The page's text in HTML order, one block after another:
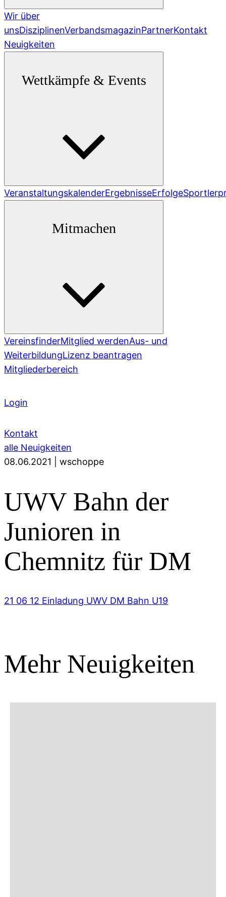
Wir über
unsDisziplinenVerbandsmagazinPartnerKontakt
Neuigkeiten
Wettkämpfe & Events
VeranstaltungskalenderErgebnisseErfolge
Mitmachen
VereinsfinderMitglied werdenAus- und
WeiterbildungLizenz beantragen
Mitgliederbereich
Login
Kontakt
alle Neuigkeiten
08.06.2021
wschoppe
UWV Bahn der
Junioren in
Chemnitz für DM
21 06 12 Einladung UWV DM Bahn U19
Mehr Neuigkeiten